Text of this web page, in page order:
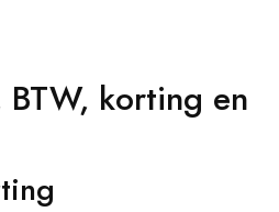
korting en